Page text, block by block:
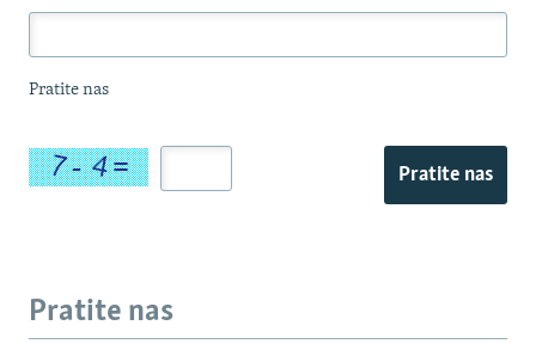
Pratite nas
Pratite nas
Pratite nas